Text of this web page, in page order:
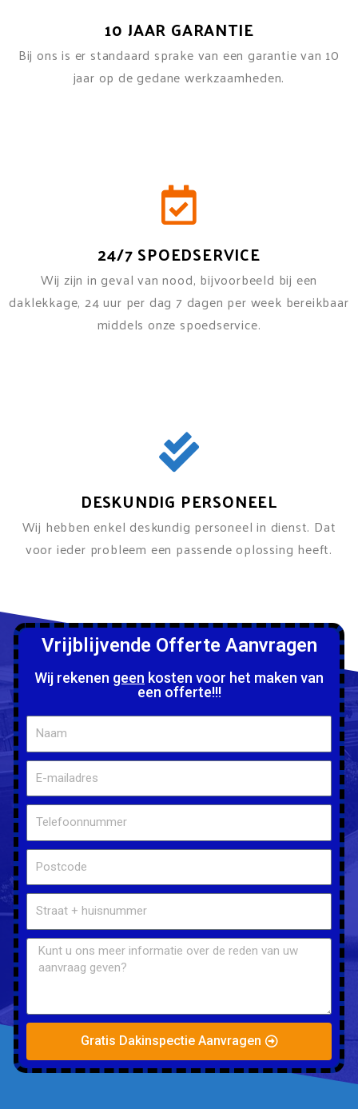
10 JAAR GARANTIE
Bij ons is er standaard sprake van een garantie van 10
jaar op de gedane werkzaamheden.
24/7 SPOEDSERVICE
Wij zijn in geval van nood, bijvoorbeeld bij een
daklekkage, 24 uur per dag 7 dagen per week bereikbaar
middels onze spoedservice.
DESKUNDIG PERSONEEL
Wij hebben enkel deskundig personeel in dienst. Dat
voor ieder probleem een passende oplossing heeft.
Vrijblijvende Offerte Aanvragen
Wij rekenen geen kosten voor het maken van
een offerte!!!
Gratis Dakinspectie Aanvragen